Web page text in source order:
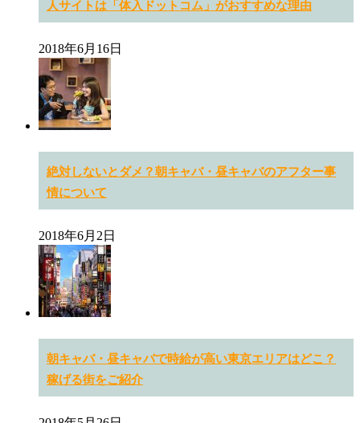
人サイトは「体入ドットコム」がおすすめな理由
2018年6月16日
絶対しないとダメ？朝キャバ・昼キャバのアフター事
情について
2018年6月2日
朝キャバ・昼キャバで時給が高い東京エリアはどこ？
稼げる街をご紹介